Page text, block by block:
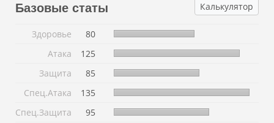
Базовые статы Калькулятор
Здоровье
80
Атака
125
Защита
85
Спец.Атака
135
Спец.Защита
95